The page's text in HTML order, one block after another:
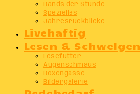
Bands der Stunde
Spezielles
Jahresrückblicke
Livehaftig
Lesen & Schwelgen
Lesefutter
Augenschmaus
Boxengasse
Bildergalerie